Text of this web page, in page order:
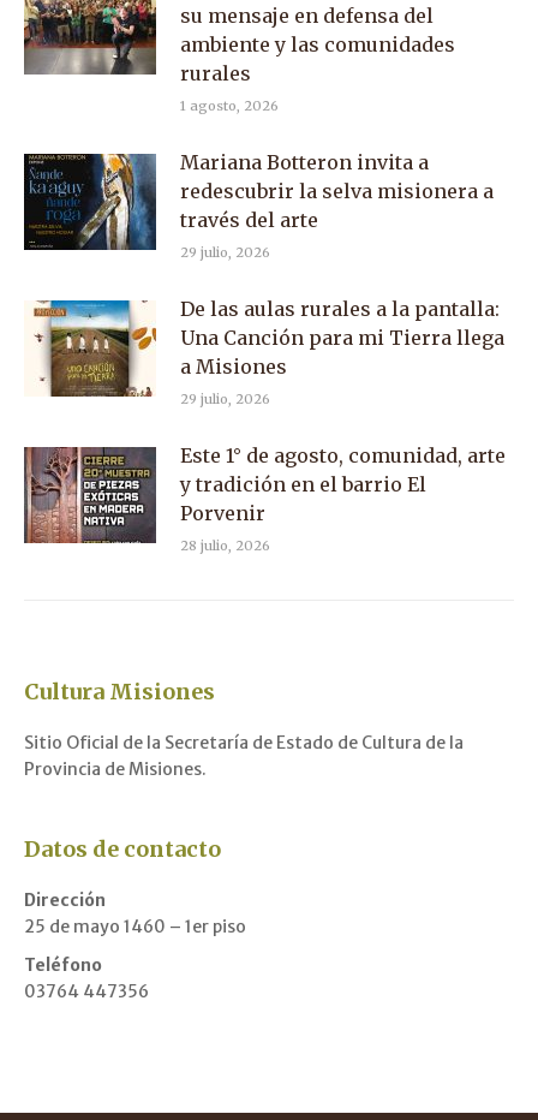
su mensaje en defensa del
ambiente y las comunidades
rurales
1 agosto, 2026
Mariana Botteron invita a
redescubrir la selva misionera a
través del arte
29 julio, 2026
De las aulas rurales a la pantalla:
Una Canción para mi Tierra llega
a Misiones
29 julio, 2026
Este 1° de agosto, comunidad, arte
y tradición en el barrio El
Porvenir
28 julio, 2026
Cultura Misiones
Sitio Oficial de la Secretaría de Estado de Cultura de la
Provincia de Misiones.
Datos de contacto
Dirección
25 de mayo 1460 – 1er piso
Teléfono
03764 447356